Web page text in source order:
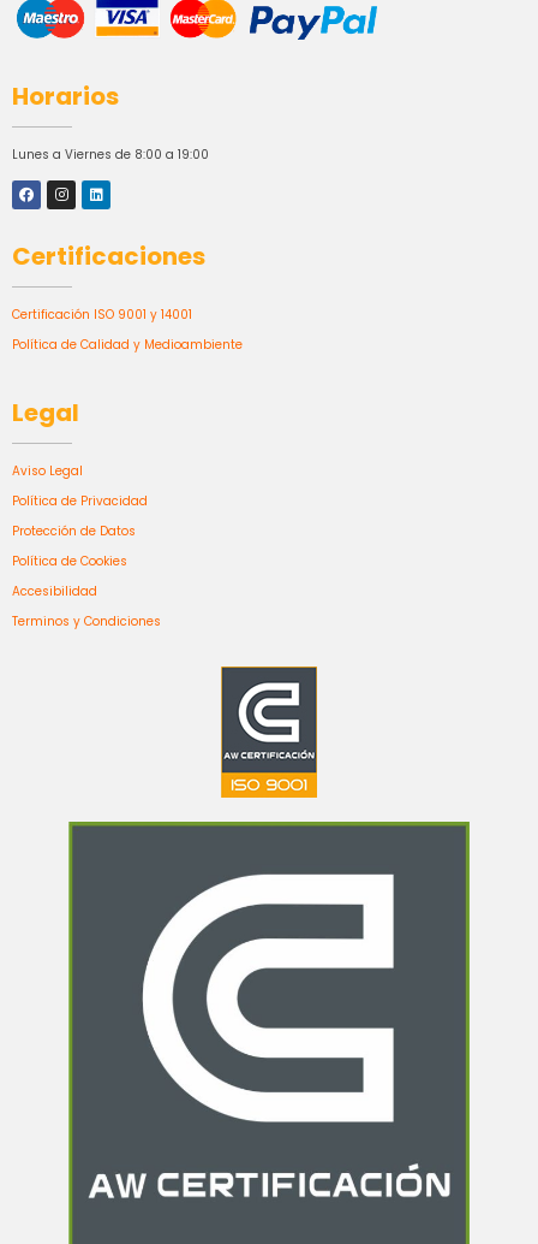
Horarios
Lunes a Viernes de 8:00 a 19:00
Certificaciones
Certificación ISO 9001 y 14001
Política de Calidad y Medioambiente
Legal
Aviso Legal
Política de Privacidad
Protección de Datos
Política de Cookies
Accesibilidad
Terminos y Condiciones